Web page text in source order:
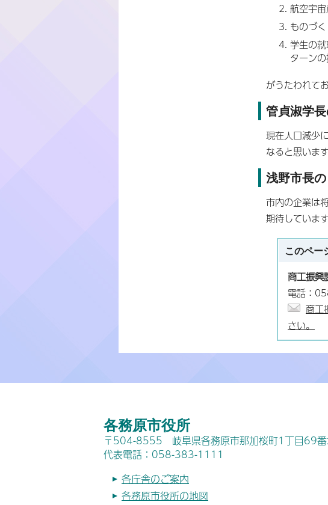
航空宇
ものづ
学生の
ターン
がうたわれて
管貞淑学
現在人口減少
なると思います
浅野市長
市内の企業は
期待しています
このペー
商工振興
電話：
商工
さい。
各務原市役所
〒504-8555 岐阜県各務原市那加桜町1丁目69
代表電話：058-383-1111
各庁舎のご案内
各務原市役所の地図